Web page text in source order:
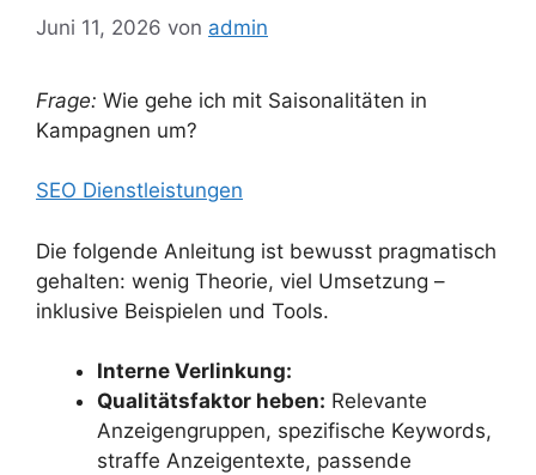
Juni 11, 2026 von admin
Frage: Wie gehe ich mit Saisonalitäten in
Kampagnen um?
SEO Dienstleistungen
Die folgende Anleitung ist bewusst pragmatisch
gehalten: wenig Theorie, viel Umsetzung –
inklusive Beispielen und Tools.
Interne Verlinkung:
Qualitätsfaktor heben: Relevante
Anzeigengruppen, spezifische Keywords,
straffe Anzeigentexte, passende